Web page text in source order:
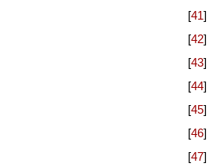
[41]
[42]
[43]
[44]
[45]
[46]
[47]